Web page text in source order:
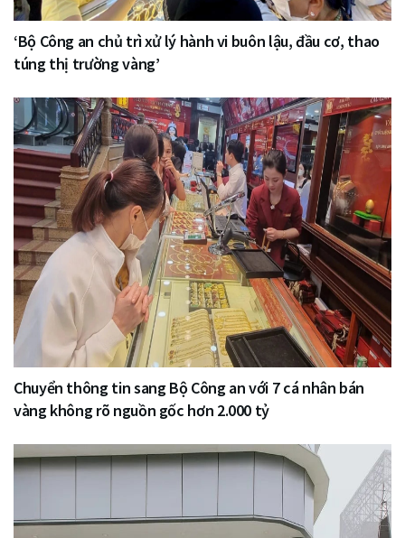
‘Bộ Công an chủ trì xử lý hành vi buôn lậu, đầu cơ, thao
túng thị trường vàng’
Chuyển thông tin sang Bộ Công an với 7 cá nhân bán
vàng không rõ nguồn gốc hơn 2.000 tỷ